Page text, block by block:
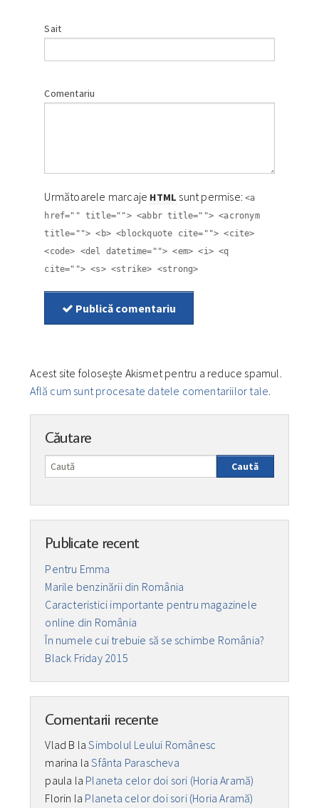
Sait
Comentariu
Următoarele marcaje HTML sunt permise:<a
href="" title=""> <abbr title=""> <acronym
title=""> <b> <blockquote cite=""> <cite>
<code> <del datetime=""> <em> <i> <q
cite=""> <s> <strike> <strong>
Publică comentariu
Acest site folosește Akismet pentru a reduce spamul.
Află cum sunt procesate datele comentariilor tale.
Căutare
Caută
Publicate recent
Pentru Emma
Marile benzinării din România
Caracteristici importante pentru magazinele
online din România
În numele cui trebuie să se schimbe România?
Black Friday 2015
Comentarii recente
Vlad B laSimbolul Leului Românesc
marina laSfânta Parascheva
paula la Planeta celor doi sori (Horia Aramă)
Florin la Planeta celor doi sori (Horia Aramă)